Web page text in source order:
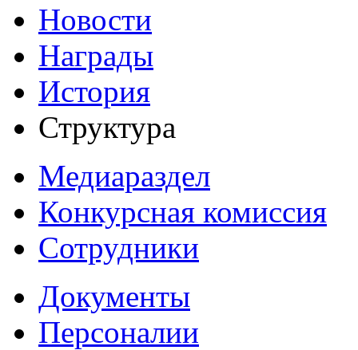
Новости
Награды
История
Структура
Медиараздел
Конкурсная комиссия
Сотрудники
Документы
Персоналии